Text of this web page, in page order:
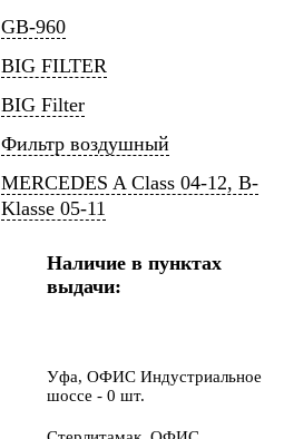
GB-960
BIG FILTER
BIG Filter
Фильтр воздушный
MERCEDES A Class 04-12, B-
Klasse 05-11
Наличие в пунктах
выдачи:
Уфа, ОФИС Индустриальное
шоссе - 0 шт.